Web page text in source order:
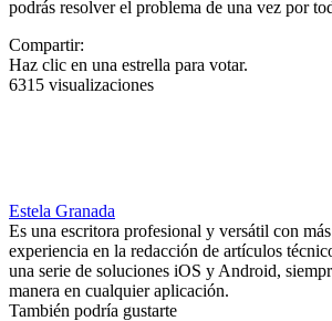
podrás resolver el problema de una vez por
Compartir:
Haz clic en una estrella para votar.
6315 visualizaciones
Estela Granada
Es una escritora profesional y versátil con
experiencia en la redacción de artículos
una serie de soluciones iOS y Android,
manera en cualquier aplicación.
También podría gustarte